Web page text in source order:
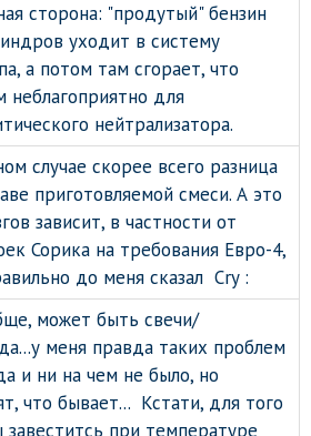
сторона: "продутый" бензин
уходит в систему
а потом там сгорает, что
неблагоприятно для
нейтрализатора.
случае скорее всего разница
приготовляемой смеси. А это
зависит, в частности от
Сорика на требования Евро-4,
до меня сказал Cry :
может быть свечи/
меня правда таких проблем
и ни на чем не было, но
что бывает... Кстати, для того
завеститсь при температуре